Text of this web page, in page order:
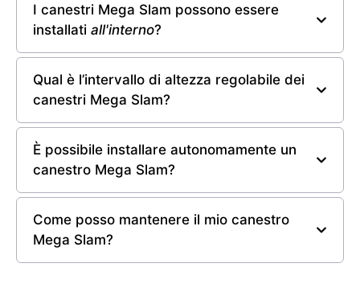
I canestri Mega Slam possono essere
installati all'interno?
Qual è l’intervallo di altezza regolabile dei
canestri Mega Slam?
È possibile installare autonomamente un
canestro Mega Slam?
Come posso mantenere il mio canestro
Mega Slam?